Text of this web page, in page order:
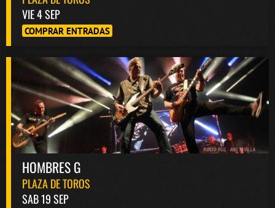
VIE 4 SEP
COMPRAR ENTRADAS
HOMBRES G
PLAZA DE TOROS
SAB 19 SEP